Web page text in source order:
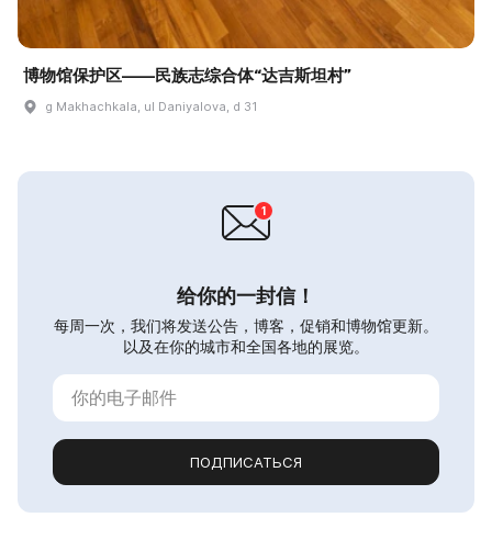
博物馆保护区——民族志综合体“达吉斯坦村”
g Makhachkala, ul Daniyalova, d 31
给你的一封信！
每周一次，我们将发送公告，博客，促销和博物馆更新。
以及在你的城市和全国各地的展览。
ПОДПИСАТЬСЯ